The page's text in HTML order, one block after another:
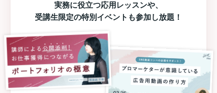
実務に役立つ応用レッスンや、
受講生限定の特別イベント も参加し放題！